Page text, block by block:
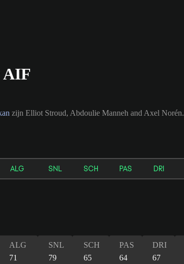
zijn Elliot Stroud, Abdoulie Manneh and Axel Norén.
ALG SNL SCH PAS DRI
ALG
71
SNL
79
SCH
65
PAS
64
DRI
67